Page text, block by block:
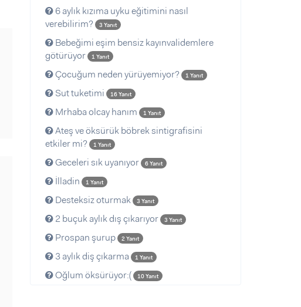
6 aylık kızıma uyku eğitimini nasıl
verebilirim?
3 Yanıt
Bebeğimi eşim bensiz kayınvalidemlere
götürüyor
1 Yanıt
Çocuğum neden yürüyemiyor? 1 Yanıt
Sut tuketimi 16 Yanıt
Mrhaba olcay hanım 1 Yanıt
Ateş ve öksürük böbrek sintigrafisini
etkiler mi?
1 Yanıt
Geceleri sık uyanıyor 6 Yanıt
İlladin 1 Yanıt
Desteksiz oturmak 3 Yanıt
2 buçuk aylık dış çıkarıyor 3 Yanıt
Prospan şurup 2 Yanıt
3 aylık diş çıkarma 1 Yanıt
Oğlum öksürüyor:( 10 Yanıt